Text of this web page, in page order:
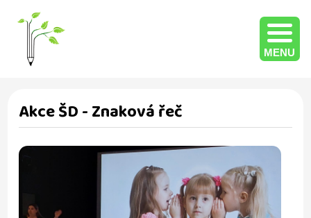
MENU
Akce ŠD - Znaková řeč